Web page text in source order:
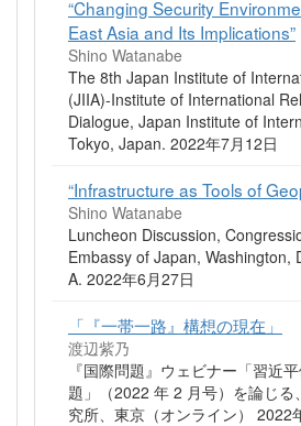
“Changing Security
East Asia and Its Implications”
Shino Watanabe
The 8th Japan Institute of
(JIIA)-Institute of International
Dialogue, Japan Institute of
Tokyo, Japan. 2022年7月12日
“Infrastructure as Tools of
Shino Watanabe
Luncheon Discussion,
Embassy of Japan, Washington,
A. 2022年6月27日
「『一帯一路』構想の現在」
渡辺紫乃
『国際問題』ウェビナー「習近
題」（2022 年 2 月号）を論じる
究所、東京（オンライン） 2022